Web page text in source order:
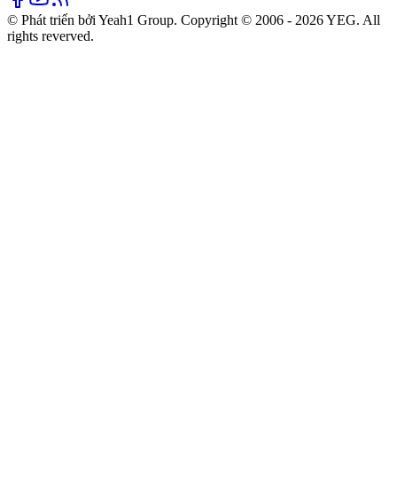
© Phát triển bởi Yeah1 Group. Copyright © 2006 - 2026 YEG. All
rights reverved.